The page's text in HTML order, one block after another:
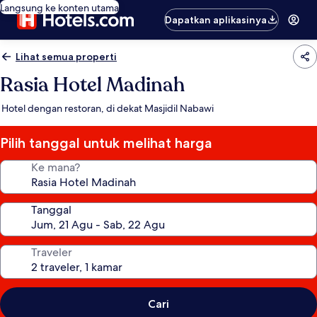
Langsung ke konten utama
Dapatkan aplikasinya
Lihat semua properti
Rasia Hotel Madinah
Hotel dengan restoran, di dekat Masjidil Nabawi
Pilih tanggal untuk melihat harga
Ke mana?
Tanggal
Traveler
Cari